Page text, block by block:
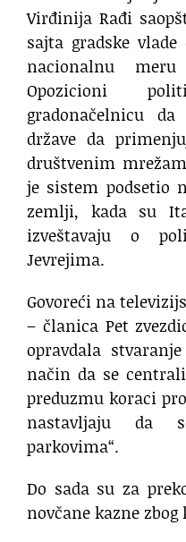
Virđinija Rađi
sajta gradske
nacionalnu
Opozicioni
gradonačelnicu
države da
društvenim
je sistem podsetio
zemlji, kada su
izveštavaju o
Jevrejima.
Govoreći na
– članica Pet
opravdala
način da se
preduzmu koraci
nastavljaju da
parkovima“.
Do sada su za
novčane kazne